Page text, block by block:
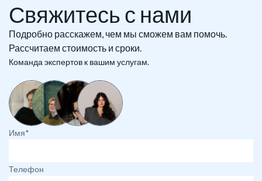
Свяжитесь с нами
Подробно расскажем, чем мы сможем вам помочь.
Рассчитаем стоимость и сроки.
Команда экспертов к вашим услугам.
Имя*
Телефон